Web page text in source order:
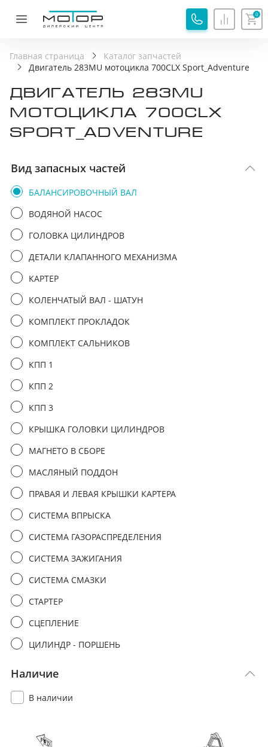
0
Главная страница
Каталог запчастей
Двигатель 283MU мотоцикла 700CLX Sport_Adventure
ДВИГАТЕЛЬ 283MU
МОТОЦИКЛА 700CLX
SPORT_ADVENTURE
Вид запасных частей
БАЛАНСИРОВОЧНЫЙ ВАЛ
ВОДЯНОЙ НАСОС
ГОЛОВКА ЦИЛИНДРОВ
ДЕТАЛИ КЛАПАННОГО МЕХАНИЗМА
КАРТЕР
КОЛЕНЧАТЫЙ ВАЛ - ШАТУН
КОМПЛЕКТ ПРОКЛАДОК
КОМПЛЕКТ САЛЬНИКОВ
КПП 1
КПП 2
КПП 3
КРЫШКА ГОЛОВКИ ЦИЛИНДРОВ
МАГНЕТО В СБОРЕ
МАСЛЯНЫЙ ПОДДОН
ПРАВАЯ И ЛЕВАЯ КРЫШКИ КАРТЕРА
СИСТЕМА ВПРЫСКА
СИСТЕМА ГАЗОРАСПРЕДЕЛЕНИЯ
СИСТЕМА ЗАЖИГАНИЯ
СИСТЕМА СМАЗКИ
СТАРТЕР
СЦЕПЛЕНИЕ
ЦИЛИНДР - ПОРШЕНЬ
Наличие
В наличии
ОБРАТНАЯ СВЯЗЬ
Имя
Телефон
Я соглашаюсь сПолитикой обработки
данных
Я принимаюПользовательское соглашение
Я соглашаюсь напередачу персональных данных
СПАСИБО!
Хорошо